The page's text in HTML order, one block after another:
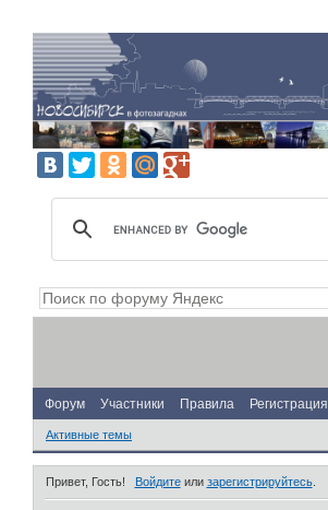
Форум Участники Правила Регистрация
Активные темы
Привет, Гость! Войдитеили зарегистрируйтесь.